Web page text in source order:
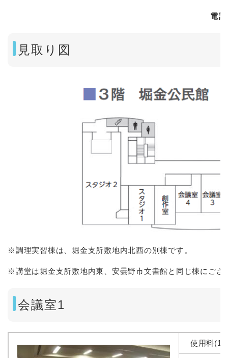
電話
見取り図
※調理実習棟は、堀金支所敷地内北西の別棟です。
※講堂は堀金支所敷地内東、安曇野市文書館と同じ棟にござ
会議室1
使用料(1